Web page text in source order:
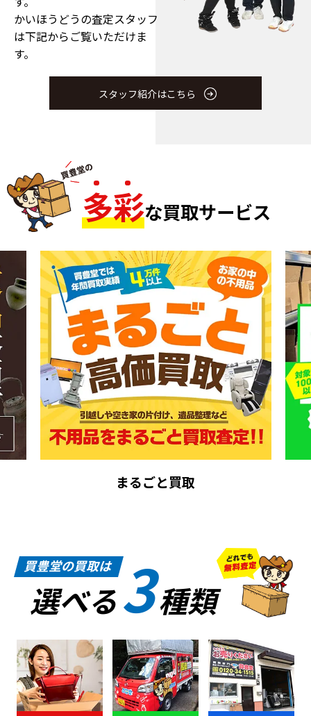
かいほうどうの査定スタッフ
は下記からご覧いただけま
す。
スタッフ紹介はこちら
多彩な買取サービス
まるごと買取
買豊堂の買取は
選べる3種類